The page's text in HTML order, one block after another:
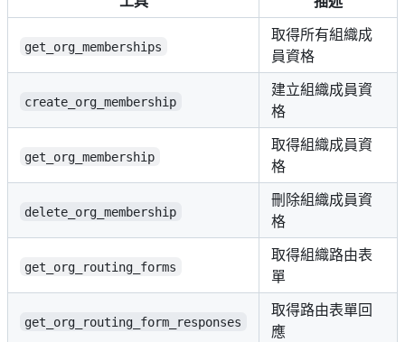
get_org_memberships
取得所有組織成
員資格
create_org_membership
建立組織成員資
格
get_org_membership
取得組織成員資
格
delete_org_membership
刪除組織成員資
格
get_org_routing_forms
取得組織路由表
單
get_org_routing_form_responses
取得路由表單回
應